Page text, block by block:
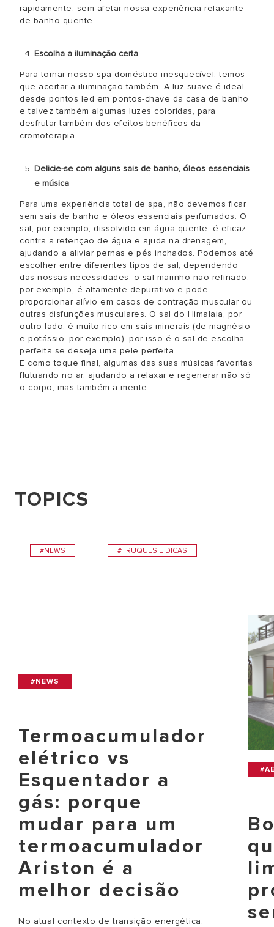
rapidamente, sem afetar nossa experiência relaxante
de banho quente.
Escolha a iluminação certa
Para tornar nosso spa doméstico inesquecível, temos
que acertar a iluminação também. A luz suave é ideal,
desde pontos led em pontos-chave da casa de banho
e talvez também algumas luzes coloridas, para
desfrutar também dos efeitos benéficos da
cromoterapia.
Delicie-se com alguns sais de banho, óleos essenciais
e música
Para uma experiência total de spa, não devemos ficar
sem sais de banho e óleos essenciais perfumados. O
sal, por exemplo, dissolvido em água quente, é eficaz
contra a retenção de água e ajuda na drenagem,
ajudando a aliviar pernas e pés inchados. Podemos até
escolher entre diferentes tipos de sal, dependendo
das nossas necessidades: o sal marinho não refinado,
por exemplo, é altamente depurativo e pode
proporcionar alívio em casos de contração muscular ou
outras disfunções musculares. O sal do Himalaia, por
outro lado, é muito rico em sais minerais (de magnésio
e potássio, por exemplo), por isso é o sal de escolha
perfeita se deseja uma pele perfeita.
E como toque final, algumas das suas músicas favoritas
flutuando no ar, ajudando a relaxar e regenerar não só
o corpo, mas também a mente.
TOPICS
#NEWS #TRUQUES E DICAS
#NEWS
Termoacumulador
elétrico vs
Esquentador a
gás: porque
mudar para um
termoacumulador
Ariston é a
melhor decisão
No atual contexto de transição energética,